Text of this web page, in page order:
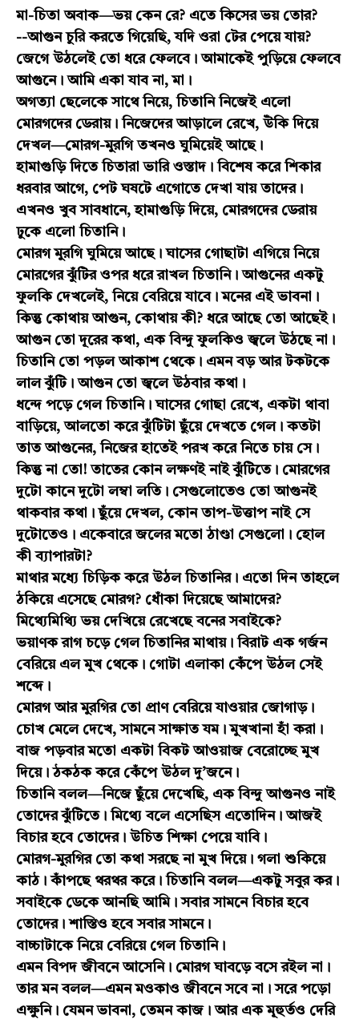
মা-চিতা অবাক—ভয় কেন রে? এতে কিসের ভয় তোর?
--আগুন চুরি করতে গিয়েছি, যদি ওরা টের পেয়ে যায়?
জেগে উঠলেই তো ধরে ফেলবে। আমাকেই পুড়িয়ে ফেলবে
আগুনে। আমি একা যাব না, মা।
অগত্যা ছেলেকে সাথে নিয়ে, চিতানি নিজেই এলো
মোরগদের ডেরায়। নিজেদের আড়ালে রেখে, উঁকি দিয়ে
দেখল—মোরগ-মুরগি তখনও ঘুমিয়েই আছে।
হামাগুড়ি দিতে চিতারা ভারি ওস্তাদ। বিশেষ করে শিকার
ধরবার আগে, পেট ঘষটে এগোতে দেখা যায় তাদের।
এখনও খুব সাবধানে, হামাগুড়ি দিয়ে, মোরগদের ডেরায়
ঢুকে এলো চিতানি।
মোরগ মুরগি ঘুমিয়ে আছে। ঘাসের গোছাটা এগিয়ে নিয়ে
মোরগের ঝুঁটির ওপর ধরে রাখল চিতানি। আগুনের একটু
ফুলকি দেখলেই, নিয়ে বেরিয়ে যাবে। মনের এই ভাবনা।
কিন্তু কোথায় আগুন, কোথায় কী? ধরে আছে তো আছেই।
আগুন তো দূরের কথা, এক বিন্দু ফুলকিও জ্বলে উঠছে না।
চিতানি তো পড়ল আকাশ থেকে। এমন বড় আর টকটকে
লাল ঝুঁটি। আগুন তো জ্বলে উঠবার কথা।
ধন্দে পড়ে গেল চিতানি। ঘাসের গোছা রেখে, একটা থাবা
বাড়িয়ে, আলতো করে ঝুঁটিটা ছুঁয়ে দেখতে গেল। কতটা
তাত আগুনের, নিজের হাতেই পরখ করে নিতে চায় সে।
কিন্তু না তো! তাতের কোন লক্ষণই নাই ঝুঁটিতে। মোরগের
দুটো কানে দুটো লম্বা লতি। সেগুলোতেও তো আগুনই
থাকবার কথা। ছুঁয়ে দেখল, কোন তাপ-উত্তাপ নাই সে
দুটোতেও। একেবারে জলের মতো ঠাণ্ডা সেগুলো। হোল
কী ব্যাপারটা?
মাথার মধ্যে চিড়িক করে উঠল চিতানির। এতো দিন তাহলে
ঠকিয়ে এসেছে মোরগ? ধোঁকা দিয়েছে আমাদের?
মিথ্যেমিথ্যি ভয় দেখিয়ে রেখেছে বনের সবাইকে?
ভয়াণক রাগ চড়ে গেল চিতানির মাথায়। বিরাট এক গর্জন
বেরিয়ে এল মুখ থেকে। গোটা এলাকা কেঁপে উঠল সেই
শব্দে।
মোরগ আর মুরগির তো প্রাণ বেরিয়ে যাওয়ার জোগাড়।
চোখ মেলে দেখে, সামনে সাক্ষাত যম। মুখখানা হাঁ করা।
বাজ পড়বার মতো একটা বিকট আওয়াজ বেরোচ্ছে মুখ
দিয়ে। ঠকঠক করে কেঁপে উঠল দু’জনে।
চিতানি বলল—নিজে ছুঁয়ে দেখেছি, এক বিন্দু আগুনও নাই
তোদের ঝুঁটিতে। মিথ্যে বলে এসেছিস এতোদিন। আজই
বিচার হবে তোদের। উচিত শিক্ষা পেয়ে যাবি।
মোরগ-মুরগির তো কথা সরছে না মুখ দিয়ে। গলা শুকিয়ে
কাঠ। কাঁপছে থরথর করে। চিতানি বলল—একটু সবুর কর।
সবাইকে ডেকে আনছি আমি। সবার সামনে বিচার হবে
তোদের। শাস্তিও হবে সবার সামনে।
বাচ্চাটাকে নিয়ে বেরিয়ে গেল চিতানি।
এমন বিপদ জীবনে আসেনি। মোরগ ঘাবড়ে বসে রইল না।
তার মন বলল—এমন মওকাও জীবনে সবে না। সরে পড়ো
এক্ষুনি। যেমন ভাবনা, তেমন কাজ। আর এক মূহুর্তও দেরি